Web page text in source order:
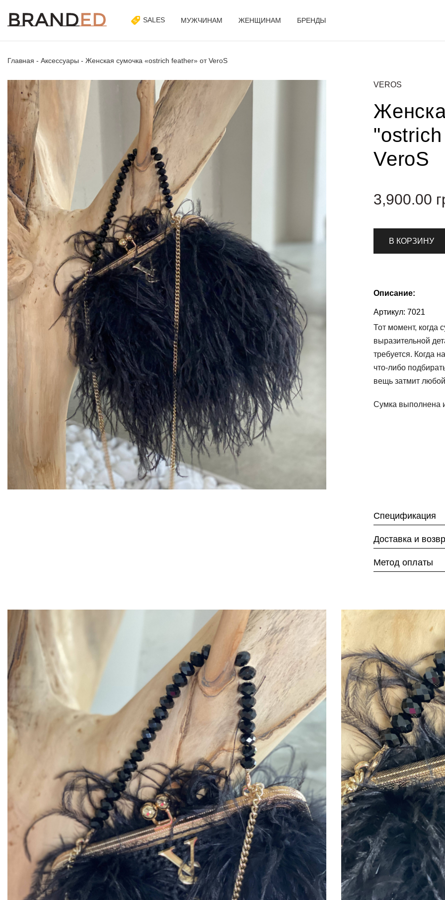
SALES МУЖЧИНАМ ЖЕНЩИНАМ БРЕНДЫ
Главная - Аксессуары - Женская сумочка «ostrich feather» от VeroS
VEROS
VeroS
3,900.00
В КОРЗИНУ
Описание:
Артикул: 7021
Тот момент, когда
выразительной
требуется. Когда
что-либо
вещь затмит
Сумка выполнена
Спецификация
Доставка и
Метод оплаты